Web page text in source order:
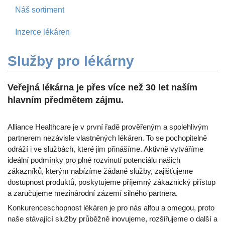
Náš sortiment
Inzerce lékáren
Služby pro lékárny
Veřejná lékárna je přes více než 30 let naším
hlavním předmětem zájmu.
Alliance Healthcare je v první řadě prověřeným a spolehlivým
partnerem nezávisle vlastněných lékáren. To se pochopitelně
odráží i ve službách, které jim přinášíme. Aktivně vytváříme
ideální podmínky pro plné rozvinutí potenciálu našich
zákazníků, kterým nabízíme žádané služby, zajišťujeme
dostupnost produktů, poskytujeme příjemný zákaznický přístup
a zaručujeme mezinárodní zázemí silného partnera.
Konkurenceschopnost lékáren je pro nás alfou a omegou, proto
naše stávající služby průběžně inovujeme, rozšiřujeme o další a